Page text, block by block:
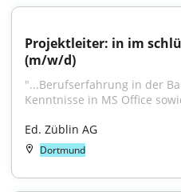
Projektleiter: in im
(m/w/d)
"...Berufserfahrung in der
Kenntnisse in MS Office
Ed. Züblin AG
Dortmund